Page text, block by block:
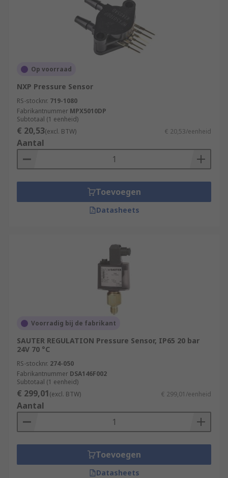
Op voorraad
NXP Pressure Sensor
RS-stocknr. 719-1080
Fabrikantnummer MPX5010DP
Subtotaal (1 eenheid)
€ 20,53(excl. BTW) € 20,53/eenheid
Aantal
Toevoegen
Datasheets
Voorradig bij de fabrikant
SAUTER REGULATION Pressure Sensor, IP65 20 bar
24V 70 °C
RS-stocknr. 274-050
Fabrikantnummer DSA146F002
Subtotaal (1 eenheid)
€ 299,01(excl. BTW) € 299,01/eenheid
Aantal
Toevoegen
Datasheets